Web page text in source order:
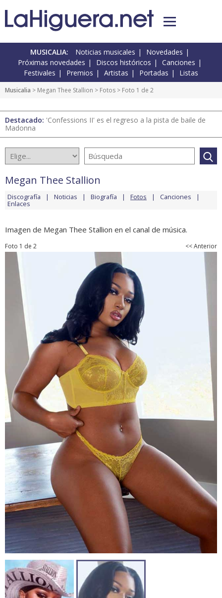
MUSICALIA: Noticias musicales
Novedades
Próximas novedades
Discos históricos
Canciones
Festivales
Premios Artistas Portadas Listas
Musicalia > Megan Thee Stallion > Fotos > Foto 1 de 2
Destacado: 'Confessions II' es el regreso a la pista de baile de
Madonna
Megan Thee Stallion
Discografía Noticias Biografía Fotos Canciones
Enlaces
Imagen de Megan Thee Stallion en el canal de música.
Foto 1 de 2 << Anterior